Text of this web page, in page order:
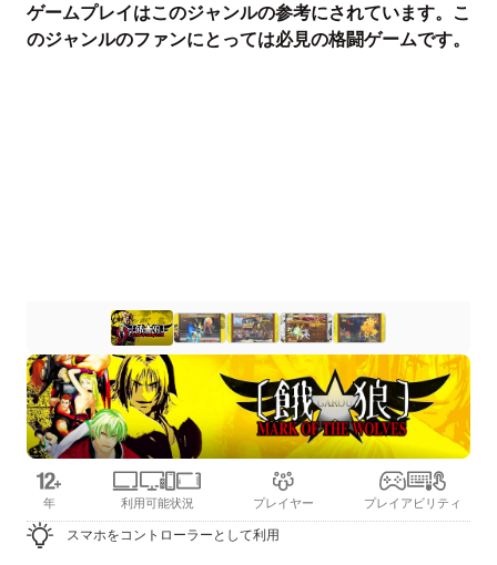
ゲームプレイはこのジャンルの参考にされています。こ
のジャンルのファンにとっては必見の格闘ゲームです。
年 利用可能状況 プレイヤー プレイアビリティ
スマホをコントローラーとして利用